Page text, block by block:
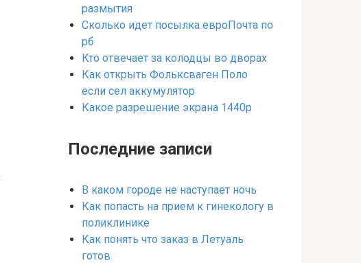
размытия
Сколько идет посылка евроПочта по
рб
Кто отвечает за колодцы во дворах
Как открыть Фольксваген Поло
если сел аккумулятор
Какое разрешение экрана 1440p
Последние записи
В каком городе не наступает ночь
Как попасть на прием к гинекологу в
поликлинике
Как понять что заказ в Летуаль
готов